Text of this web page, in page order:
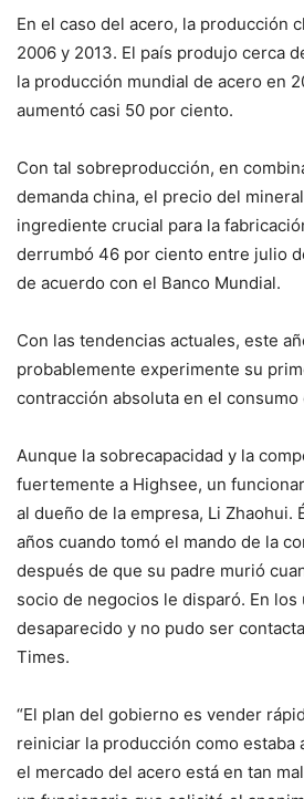
En el caso del acero, la producción
2006 y 2013. El país produjo cerca
la producción mundial de acero en
aumentó casi 50 por ciento.
Con tal sobreproducción, en
demanda china, el precio del
ingrediente crucial para la
derrumbó 46 por ciento entre julio
de acuerdo con el Banco Mundial.
Con las tendencias actuales, este
probablemente experimente su
contracción absoluta en el consumo
Aunque la sobrecapacidad y la
fuertemente a Highsee, un
al dueño de la empresa, Li Zhaohui.
años cuando tomó el mando de la
después de que su padre murió
socio de negocios le disparó. En
desaparecido y no pudo ser
Times.
“El plan del gobierno es vender
reiniciar la producción como estaba
el mercado del acero está en tan